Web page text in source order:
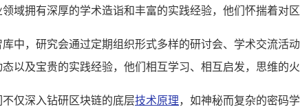
域拥有深厚的学术造诣和丰富的实践经验，他们怀揣着对
中，研究会通过定期组织形式多样的研讨会、学术交流
以及宝贵的实践经验，他们相互学习、相互启发，思维的
仅深入钻研区块链的底层技术原理，如神秘而复杂的密码